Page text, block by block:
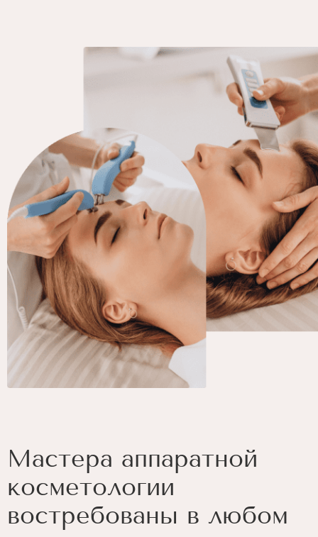
Мастера аппаратной
косметологии
востребованы в любом